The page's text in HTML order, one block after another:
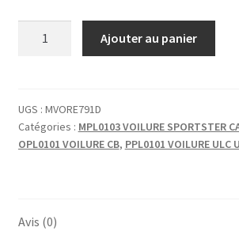
INF
90°
D
Ajouter au panier
UGS : MVORE791D
Catégories : MPL0103 VOILURE SPORTSTER
OPL0101 VOILURE CB, PPL0101 VOILURE ULC
Avis (0)